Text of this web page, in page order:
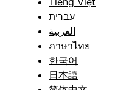
עברית
العربية
ภาษาไทย
한국어
日本語